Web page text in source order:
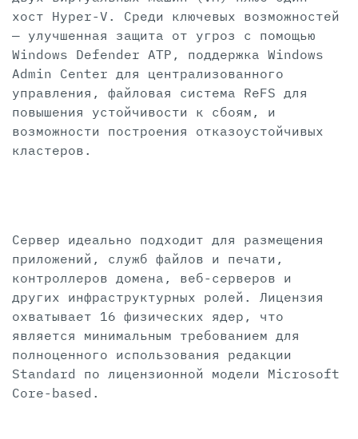
хост Hyper-V. Среди ключевых возможностей
— улучшенная защита от угроз с помощью
Windows Defender ATP, поддержка Windows
Admin Center для централизованного
управления, файловая система ReFS для
повышения устойчивости к сбоям, и
возможности построения отказоустойчивых
кластеров.
Сервер идеально подходит для размещения
приложений, служб файлов и печати,
контроллеров домена, веб-серверов и
других инфраструктурных ролей. Лицензия
охватывает 16 физических ядер, что
является минимальным требованием для
полноценного использования редакции
Standard по лицензионной модели Microsoft
Core-based.